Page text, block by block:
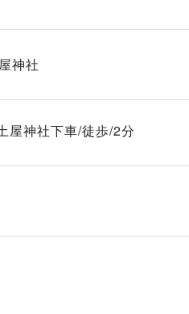
神社
神社下車/徒歩/2分